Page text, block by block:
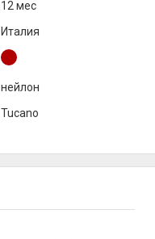
12 мес
Италия
нейлон
Tucano